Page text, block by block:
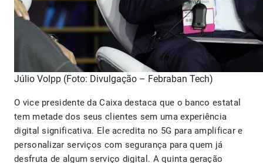
Júlio Volpp (Foto: Divulgação – Febraban Tech)
O vice presidente da Caixa destaca que o banco estatal
tem metade dos seus clientes sem uma experiência
digital significativa. Ele acredita no 5G para amplificar e
personalizar serviços com segurança para quem já
desfruta de algum serviço digital. A quinta geração